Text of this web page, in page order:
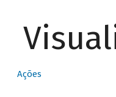
Ações